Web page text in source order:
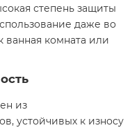
степень защиты
даже во
ванная комната или
из
устойчивых к износу